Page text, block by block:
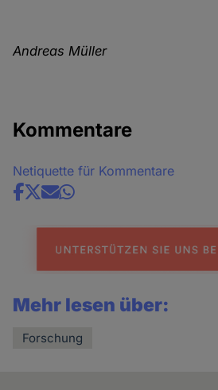
Andreas Müller
Kommentare
Netiquette für Kommentare
Share
news
Mehr lesen über:
Forschung